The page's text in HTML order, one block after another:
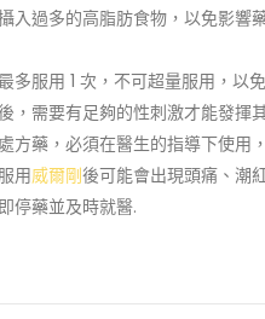
入過多的高脂肪食物，以免影響
多服用 1 次，不可超量服用，以
，需要有足夠的性刺激才能發揮
方藥，必須在醫生的指導下使用
用威爾剛後可能會出現頭痛、潮
停藥並及時就醫.